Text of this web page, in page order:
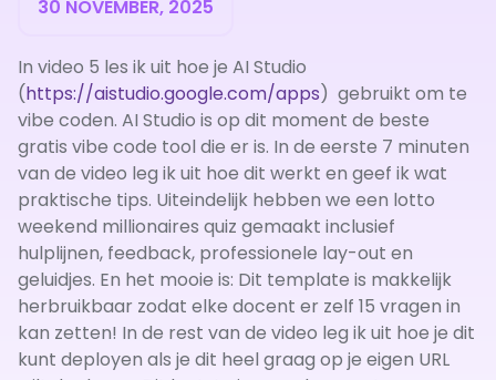
30 NOVEMBER, 2025
In video 5 les ik uit hoe je AI Studio
(https://aistudio.google.com/apps) gebruikt om te
vibe coden. AI Studio is op dit moment de beste
gratis vibe code tool die er is. In de eerste 7 minuten
van de video leg ik uit hoe dit werkt en geef ik wat
praktische tips. Uiteindelijk hebben we een lotto
weekend millionaires quiz gemaakt inclusief
hulplijnen, feedback, professionele lay-out en
geluidjes. En het mooie is: Dit template is makkelijk
herbruikbaar zodat elke docent er zelf 15 vragen in
kan zetten! In de rest van de video leg ik uit hoe je dit
kunt deployen als je dit heel graag op je eigen URL